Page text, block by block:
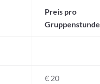
Preis pro
Gruppenstunde
€ 20